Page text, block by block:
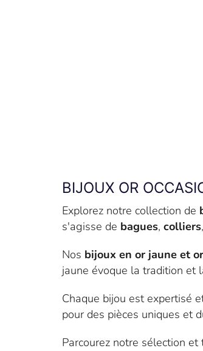
BIJOUX OR
Explorez notre collection de
s'agisse de bagues, colliers,
Nos bijoux en or jaune et
jaune évoque la tradition et
Chaque bijou est expertisé
pour des pièces uniques et
Parcourez notre sélection